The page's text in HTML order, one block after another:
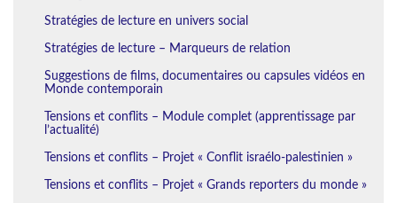
Stratégies de lecture en univers social
Stratégies de lecture – Marqueurs de relation
Suggestions de films, documentaires ou capsules vidéos en
Monde contemporain
Tensions et conflits – Module complet (apprentissage par
l’actualité)
Tensions et conflits – Projet « Conflit israélo-palestinien »
Tensions et conflits – Projet « Grands reporters du monde »